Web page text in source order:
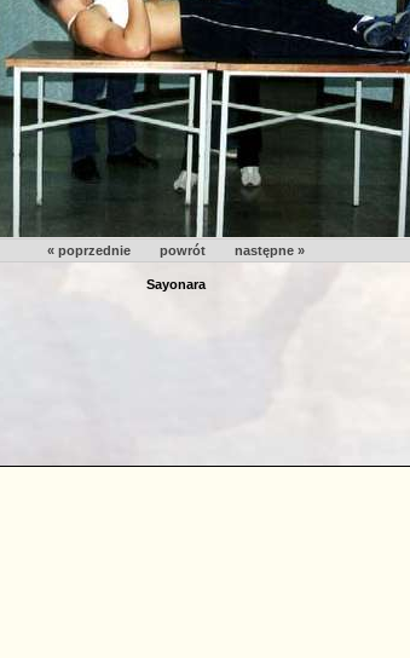
« poprzednie powrót następne »
Sayonara